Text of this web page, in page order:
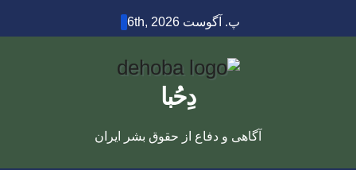
to
پ. آگوست 6th, 2026
دِحُبا
آگاهی و دفاع از حقوق بشر ایران